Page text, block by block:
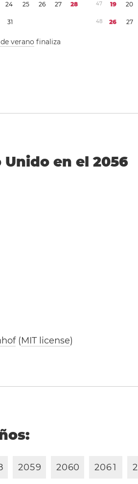
24 25 26 27 28
31
verano finaliza
47 19 20
48 26 27
en el 2056
(MIT license)
2059 2060 2061 2